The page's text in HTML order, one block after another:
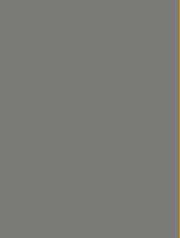
www.facebook.com/
https://www.instagram.com/